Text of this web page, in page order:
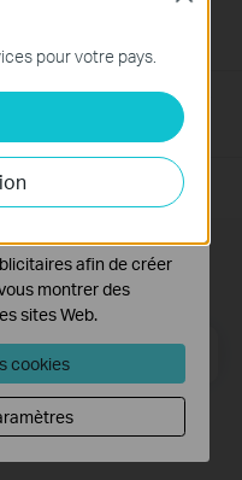
appareil TP-Link ?
S'enregistrer
pour votre pays.
fonctionnement du
dans vos
d'analyser vos
et ajuster les
définis via notre
afin de créer
montrer des
sites Web.
cookies